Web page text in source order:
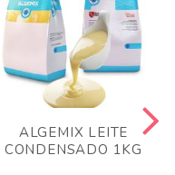
ALGEMIX LEITE
CONDENSADO 1KG